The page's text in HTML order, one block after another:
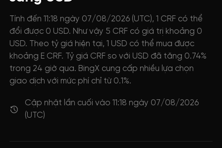
Tính đến 11:18 ngày 07/08/2026 (UTC), 1 CRF có thể
đổi được 0 USD. Như vậy 5 CRF có giá trị khoảng 0
USD. Theo tỷ giá hiện tại, 1 USD có thể mua được
khoảng E CRF. Tỷ giá CRF so với USD đã tăng 0.74%
trong 24 giờ qua. BingX cung cấp nhiều lựa chọn
giao dịch với mức phí chỉ từ 0.1%.
Cập nhật lần cuối vào 11:18 ngày 07/08/2026
(UTC)